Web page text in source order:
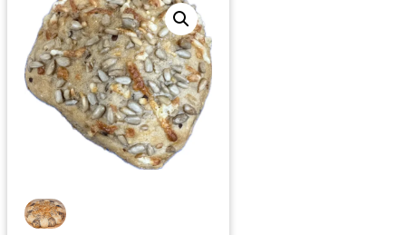
mehrere
Varianten
auf.
Die
Optionen
können
auf